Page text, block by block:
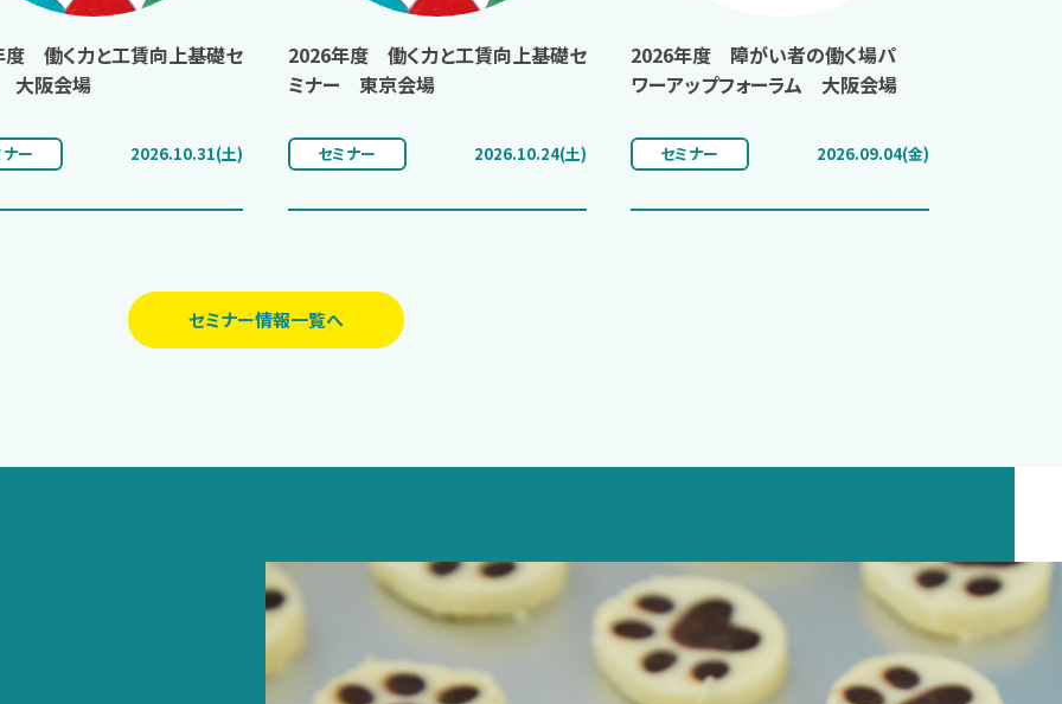
度 働く力と工賃向上基礎セ
大阪会場
ナー 2026.10.31(土)
2026年度 働く力と工賃向上基礎セ
ミナー 東京会場
セミナー 2026.10.24(土)
2026年度 障がい者の働く場パ
ワーアップフォーラム 大阪会場
セミナー 2026.09.04(金)
セミナー情報一覧へ